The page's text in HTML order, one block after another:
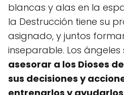
blancas y alas en la
la Destrucción tiene su
asignado, y juntos
inseparable. Los
asesorar a los Dioses
sus decisiones y